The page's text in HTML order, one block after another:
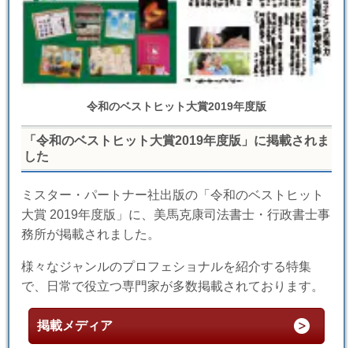
令和のベストヒット大賞2019年度版
「令和のベストヒット大賞2019年度版」に掲載されま
した
ミスター・パートナー社出版の「令和のベストヒット
大賞 2019年度版」に、美馬克康司法書士・行政書士事
務所が掲載されました。
様々なジャンルのプロフェショナルを紹介する特集
で、日常で役立つ専門家が多数掲載されております。
掲載メディア